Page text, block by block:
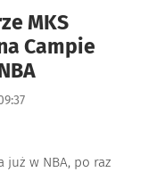
MKS
Campie
w NBA, po raz